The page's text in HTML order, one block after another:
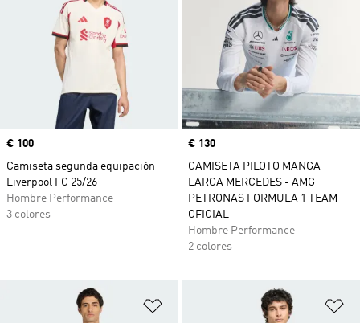
Precio
€ 100
Camiseta segunda equipación
Liverpool FC 25/26
Hombre Performance
3 colores
Precio
€ 130
CAMISETA PILOTO MANGA
LARGA MERCEDES - AMG
PETRONAS FORMULA 1 TEAM
OFICIAL
Hombre Performance
2 colores
Añadir a la lista de deseos